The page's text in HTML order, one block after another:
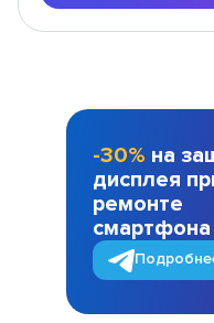
-30% на
дисплея
ремонте
смартфона